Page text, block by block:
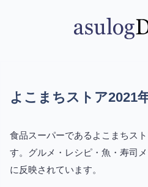
よこまちストア2021
食品スーパーであるよこまちス
す。グルメ・レシピ・魚・寿司
に反映されています。